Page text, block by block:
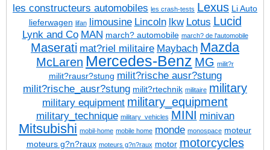
les constructeurs automobiles les crash-tests Lexus Li Auto
lieferwagen lifan limousine Lincoln lkw Lotus Lucid
Lynk and Co MAN march? automobile march? de l'automobile
Maserati mat?riel militaire Maybach Mazda
McLaren Mercedes-Benz MG milit?r
milit?rausr?stung milit?rische ausr?stung
milit?rische_ausr?stung milit?rtechnik militaire military
military equipment military_equipment
military_technique military_vehicles MINI minivan
Mitsubishi mobil-home mobile home monde monospace moteur
moteurs g?n?raux moteurs g?n?raux motor motorcycles